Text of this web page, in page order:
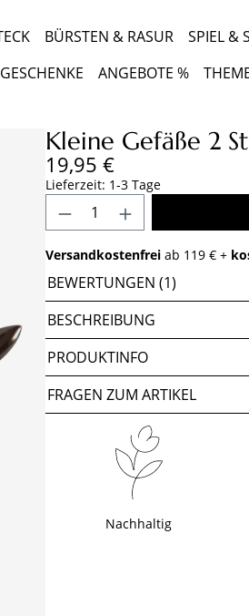
BÜRSTEN & RASUR
SPIEL &
GESCHENKE ANGEBOTE %
Kleine Gefäße 2
Regulärer Preis:
19,95 €
Lieferzeit: 1-3 Tage
Produkt Anzahl:
Versandkostenfrei ab 119 € +
BEWERTUNGEN (1)
BESCHREIBUNG
PRODUKTINFO
FRAGEN ZUM ARTIKEL
Nachhaltig